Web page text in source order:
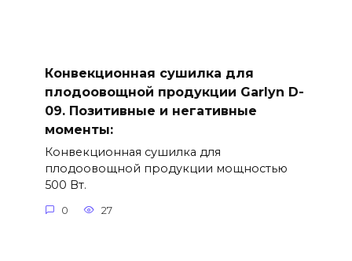
Конвекционная сушилка для
плодоовощной продукции Garlyn D-
09. Позитивные и негативные
моменты:
Конвекционная сушилка для
плодоовощной продукции мощностью
500 Вт.
0 27